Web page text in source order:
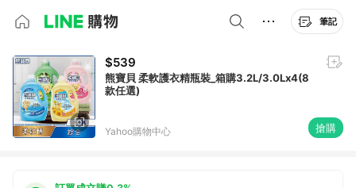
筆記
$539
熊寶貝 柔軟護衣精瓶裝_箱購3.2L/3.0Lx4(8
款任選)
Yahoo購物中心 搶購